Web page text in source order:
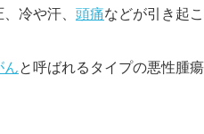
冷や汗、 頭痛などが引き起
んと呼ばれるタイプの悪性腫